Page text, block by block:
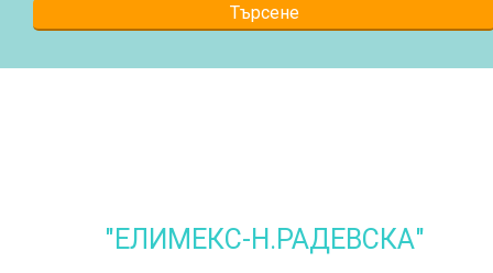
"ЕЛИМЕКС-Н.РАДЕВСКА"